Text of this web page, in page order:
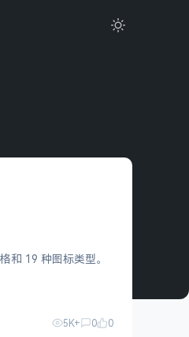
和 19 种图标类型。
5K+ 0 0